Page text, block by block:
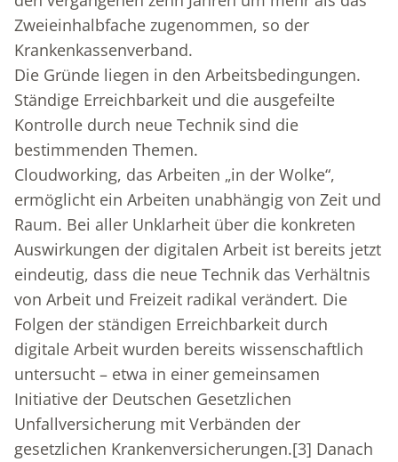
Zweieinhalbfache zugenommen, so der
Krankenkassenverband.
Die Gründe liegen in den Arbeitsbedingungen.
Ständige Erreichbarkeit und die ausgefeilte
Kontrolle durch neue Technik sind die
bestimmenden Themen.
Cloudworking, das Arbeiten „in der Wolke“,
ermöglicht ein Arbeiten unabhängig von Zeit und
Raum. Bei aller Unklarheit über die konkreten
Auswirkungen der digitalen Arbeit ist bereits jetzt
eindeutig, dass die neue Technik das Verhältnis
von Arbeit und Freizeit radikal verändert. Die
Folgen der ständigen Erreichbarkeit durch
digitale Arbeit wurden bereits wissenschaftlich
untersucht – etwa in einer gemeinsamen
Initiative der Deutschen Gesetzlichen
Unfallversicherung mit Verbänden der
gesetzlichen Krankenversicherungen.[3] Danach